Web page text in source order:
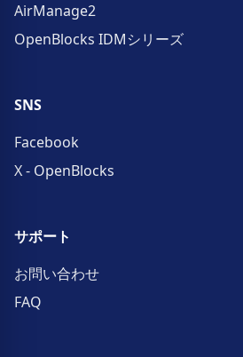
AirManage2
OpenBlocks IDMシリーズ
SNS
Facebook
X - OpenBlocks
サポート
お問い合わせ
FAQ